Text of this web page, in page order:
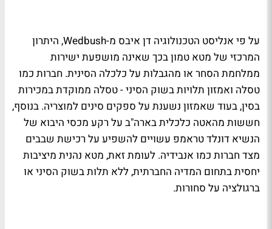
על פי אנליסט הטכנולוגיה דן איבס מ-Wedbush, היתרון
המרכזי של מטא טמון בכך שאינה מושפעת ישירות
ממלחמת הסחר או מהגבלות על כלכלה הסינית. חברות כמו
טסלה ואמזון תלויות בשוק הסיני - טסלה ממוקדת במכירות
בסין, בעוד שאמזון נשענת על ספקים סינים למוצריה. בנוסף,
חששות מהאטה כלכלית בארה"ב על רקע מכסי היבוא של
הנשיא דונלד טראמפ עשויים להשפיע על רכישת שבבים
מצד חברות כמו אנבידיה. לעומת זאת, מטא נהנית מיציבות
יחסית בתחום המדיה החברתית, ללא תלות בשוק הסיני או
ברגולציה על סחורות.